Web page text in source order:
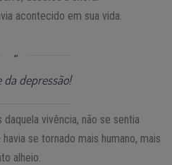
acontecido em sua vida.
da depressão!
vivência, não se sentia
se tornado mais humano, mais
alheio.